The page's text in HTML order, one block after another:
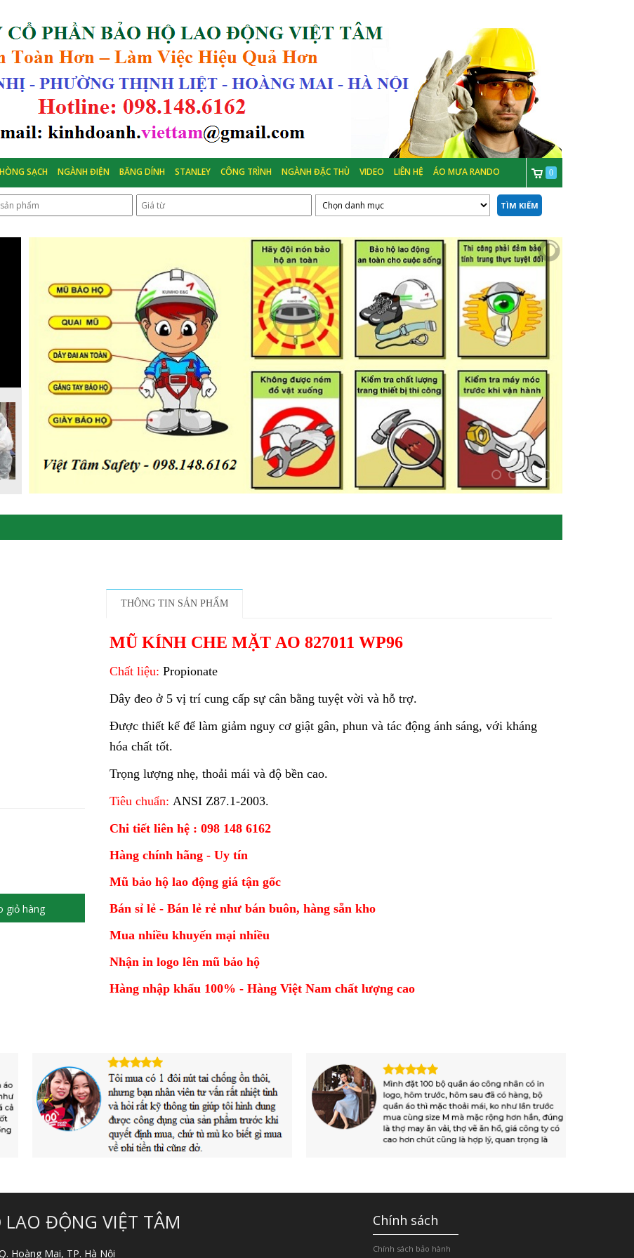
SẠCH NGÀNH ĐIỆN BĂNG DÍNH STANLEY CÔNG TRÌNH NGÀNH ĐẶC THÙ VIDEO LIÊN HỆ ÁO MƯA RANDO 0
TÌM KIẾM
giỏ hàng
THÔNG TIN SẢN PHẨM
MŨ KÍNH CHE MẶT AO 827011 WP96
Chất liệu: Propionate
Dây đeo ở 5 vị trí cung cấp sự cân bằng tuyệt vời và hỗ trợ.
Được thiết kế để làm giảm nguy cơ giật gân, phun và tác động ánh sáng, với kháng
hóa chất tốt.
Trọng lượng nhẹ, thoải mái và độ bền cao.
Tiêu chuẩn: ANSI Z87.1-2003.
Chi tiết liên hệ : 098 148 6162
Hàng chính hãng - Uy tín
Mũ bảo hộ lao động giá tận gốc
Bán sỉ lẻ - Bán lẻ rẻ như bán buôn, hàng sẵn kho
Mua nhiều khuyến mại nhiều
Nhận in logo lên mũ bảo hộ
Hàng nhập khẩu 100% - Hàng Việt Nam chất lượng cao
LAO ĐỘNG VIỆT TÂM
Hoàng Mai, TP. Hà Nội
Chính sách
Chính sách bảo hành